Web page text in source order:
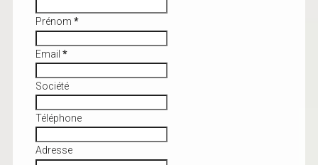
Prénom *
Email *
Société
Téléphone
Adresse